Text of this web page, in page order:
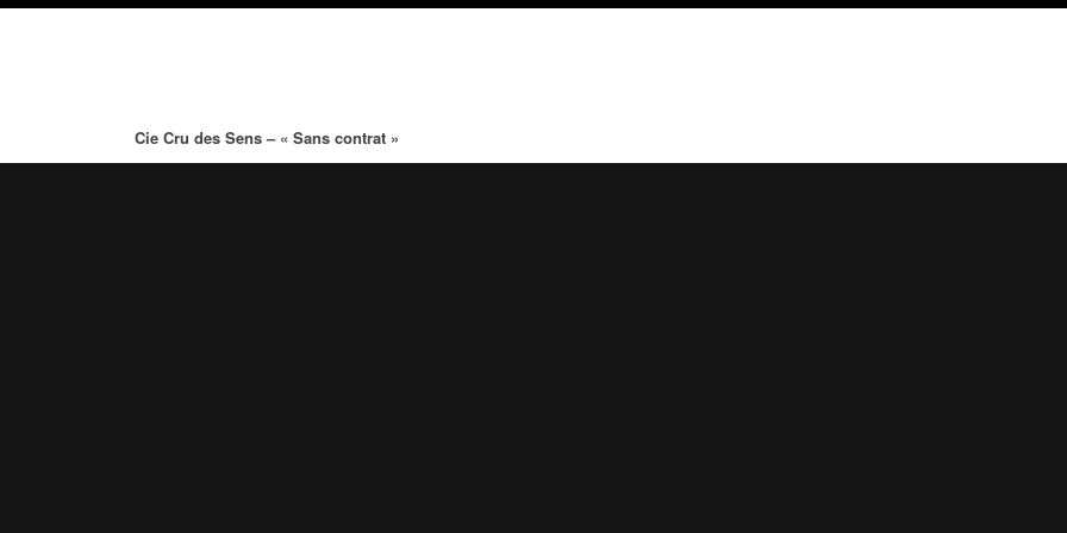
Cie Cru des Sens – « Sans contrat »